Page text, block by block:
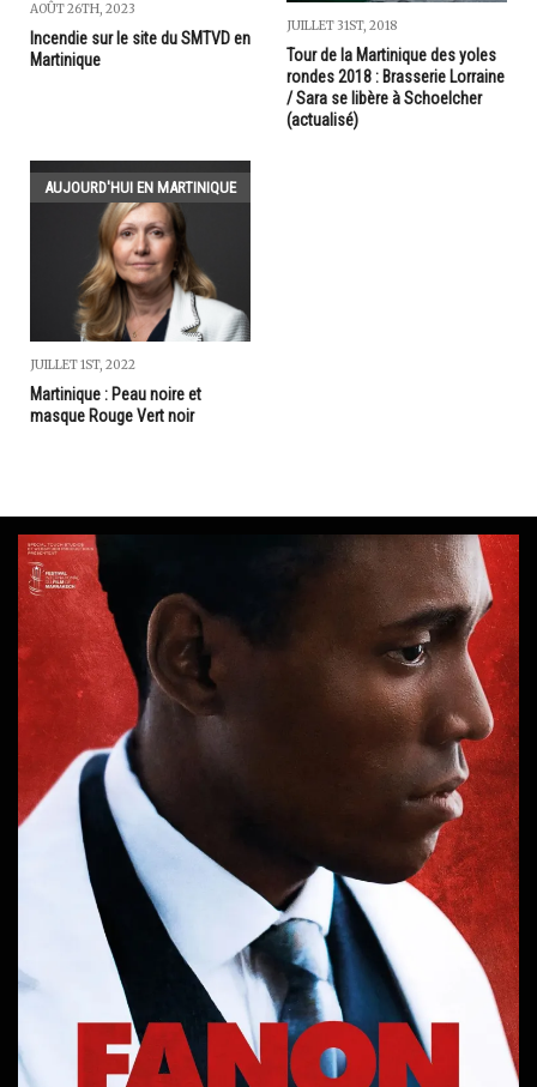
AOÛT 26TH, 2023
Incendie sur le site du SMTVD en
Martinique
JUILLET 31ST, 2018
Tour de la Martinique des yoles
rondes 2018 : Brasserie Lorraine
/ Sara se libère à Schoelcher
(actualisé)
AUJOURD'HUI EN MARTINIQUE
JUILLET 1ST, 2022
Martinique : Peau noire et
masque Rouge Vert noir